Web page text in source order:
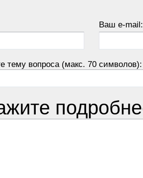
Ваш e-mail:
тему вопроса (макс. 70 символов):